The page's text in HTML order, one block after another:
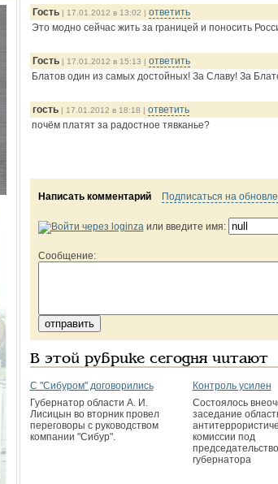
Гость| 17.01.2012 в 13:02 | ответить
Это модно сейчас жить за границей и поносить
Гость| 17.01.2012 в 15:13 | ответить
Блатов один из самых достойных! За Славу! За
гость| 17.01.2012 в 18:18 | ответить
почём платят за радостное тявканье?
Написать комментарий Подписаться на
или введите имя:
Сообщение:
В этой рубрике сегодня читают
С "Сибуром" договорились
Губернатор области А. И.
Лисицын во вторник провел
переговоры с руководством
компании "Сибур".
Контроль усилен
Состоялось
заседание
комиссии под
губернатора